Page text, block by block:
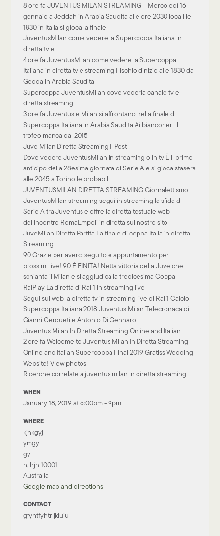
8 ore fa JUVENTUS MILAN STREAMING – Mercoledì 16
gennaio a Jeddah in Arabia Saudita alle ore 2030 locali le
1830 in Italia si gioca la finale
JuventusMilan come vedere la Supercoppa Italiana in
diretta tv e
4 ore fa JuventusMilan come vedere la Supercoppa
Italiana in diretta tv e streaming Fischio dinizio alle 1830 da
Gedda in Arabia Saudita
Supercoppa JuventusMilan dove vederla canale tv e
diretta streaming
3 ore fa Juventus e Milan si affrontano nella finale di
Supercoppa Italiana in Arabia Saudita Ai bianconeri il
trofeo manca dal 2015
Juve Milan Diretta Streaming Il Post
Dove vedere JuventusMilan in streaming o in tv È il primo
anticipo della 28esima giornata di Serie A e si gioca stasera
alle 2045 a Torino le probabili
JUVENTUSMILAN DIRETTA STREAMING Giornalettismo
JuventusMilan streaming segui in streaming la sfida di
Serie A tra Juventus e offre la diretta testuale web
dellincontro RomaEmpoli in diretta sul nostro sito
JuveMilan Diretta Partita La finale di coppa Italia in diretta
Streaming
90 Grazie per averci seguito e appuntamento per i
prossimi live! 90 È FINITA! Netta vittoria della Juve che
schianta il Milan e si aggiudica la tredicesima Coppa
RaiPlay La diretta di Rai 1 in streaming live
Segui sul web la diretta tv in streaming live di Rai 1 Calcio
Supercoppa Italiana 2018 Juventus Milan Telecronaca di
Gianni Cerqueti e Antonio Di Gennaro
Juventus Milan In Diretta Streaming Online and Italian
2 ore fa Welcome to Juventus Milan In Diretta Streaming
Online and Italian Supercoppa Final 2019 Gratiss Wedding
Website! View photos
Ricerche correlate a juventus milan in diretta streaming
WHEN
January 18, 2019 at 6:00pm - 9pm
WHERE
kjhkgyj
ymgy
gy
h, hjn 10001
Australia
Google map and directions
CONTACT
gfyhtfyhtr jkiuiu